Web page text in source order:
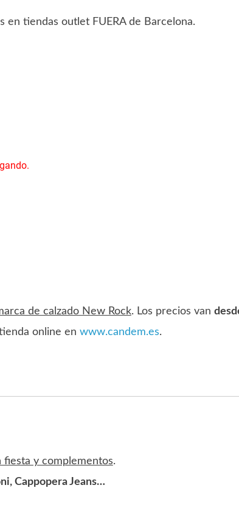
en tiendas outlet FUERA de Barcelona.
de calzado New Rock. Los precios van
online en www.candem.es.
fiesta y complementos.
Cappopera Jeans…